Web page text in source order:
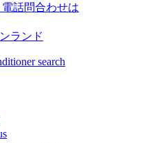
電話問合わせは
search